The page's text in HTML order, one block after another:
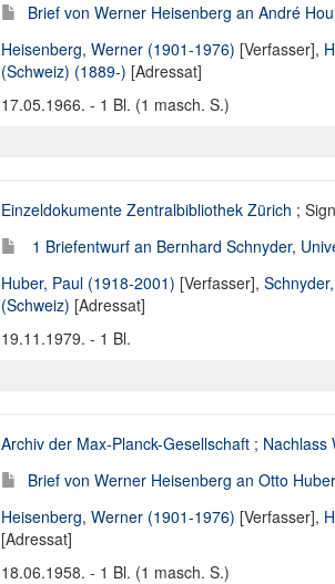
Brief von Werner Heisenberg an André
Heisenberg, Werner (1901-1976) [Verfasser],
(Schweiz) (1889-) [Adressat]
17.05.1966. - 1 Bl. (1 masch. S.)
Einzeldokumente Zentralbibliothek Zürich ;
1 Briefentwurf an Bernhard Schnyder,
Huber, Paul (1918-2001) [Verfasser],
(Schweiz) [Adressat]
19.11.1979. - 1 Bl.
Archiv der Max-Planck-Gesellschaft ; Nachlass
Brief von Werner Heisenberg an Otto
Heisenberg, Werner (1901-1976) [Verfasser],
[Adressat]
18.06.1958. - 1 Bl. (1 masch. S.)